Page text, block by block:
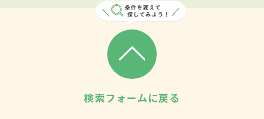
検索フォームに戻る